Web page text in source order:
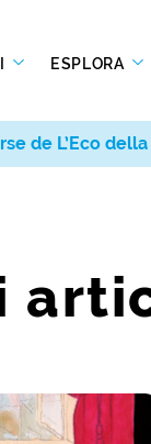
ESPLORA
de L’Eco